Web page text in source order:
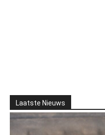
Laatste Nieuws